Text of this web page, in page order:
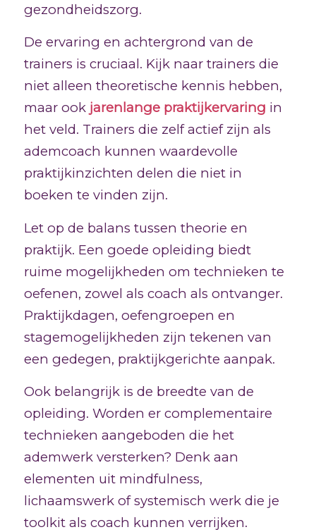
gezondheidszorg.
De ervaring en achtergrond van de
trainers is cruciaal. Kijk naar trainers die
niet alleen theoretische kennis hebben,
maar ook jarenlange praktijkervaring in
het veld. Trainers die zelf actief zijn als
ademcoach kunnen waardevolle
praktijkinzichten delen die niet in
boeken te vinden zijn.
Let op de balans tussen theorie en
praktijk. Een goede opleiding biedt
ruime mogelijkheden om technieken te
oefenen, zowel als coach als ontvanger.
Praktijkdagen, oefengroepen en
stagemogelijkheden zijn tekenen van
een gedegen, praktijkgerichte aanpak.
Ook belangrijk is de breedte van de
opleiding. Worden er complementaire
technieken aangeboden die het
ademwerk versterken? Denk aan
elementen uit mindfulness,
lichaamswerk of systemisch werk die je
toolkit als coach kunnen verrijken.